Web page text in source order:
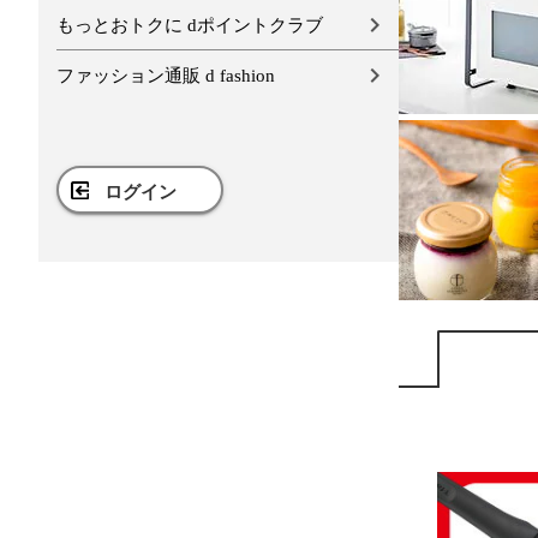
もっとおトクに dポイントクラブ
ファッション通販 d fashion
ログイン